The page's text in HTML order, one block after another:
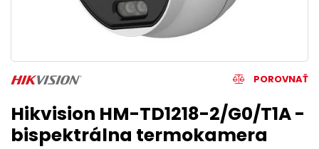
POROVNAŤ
Hikvision HM-TD1218-2/G0/T1A -
bispektrálna termokamera